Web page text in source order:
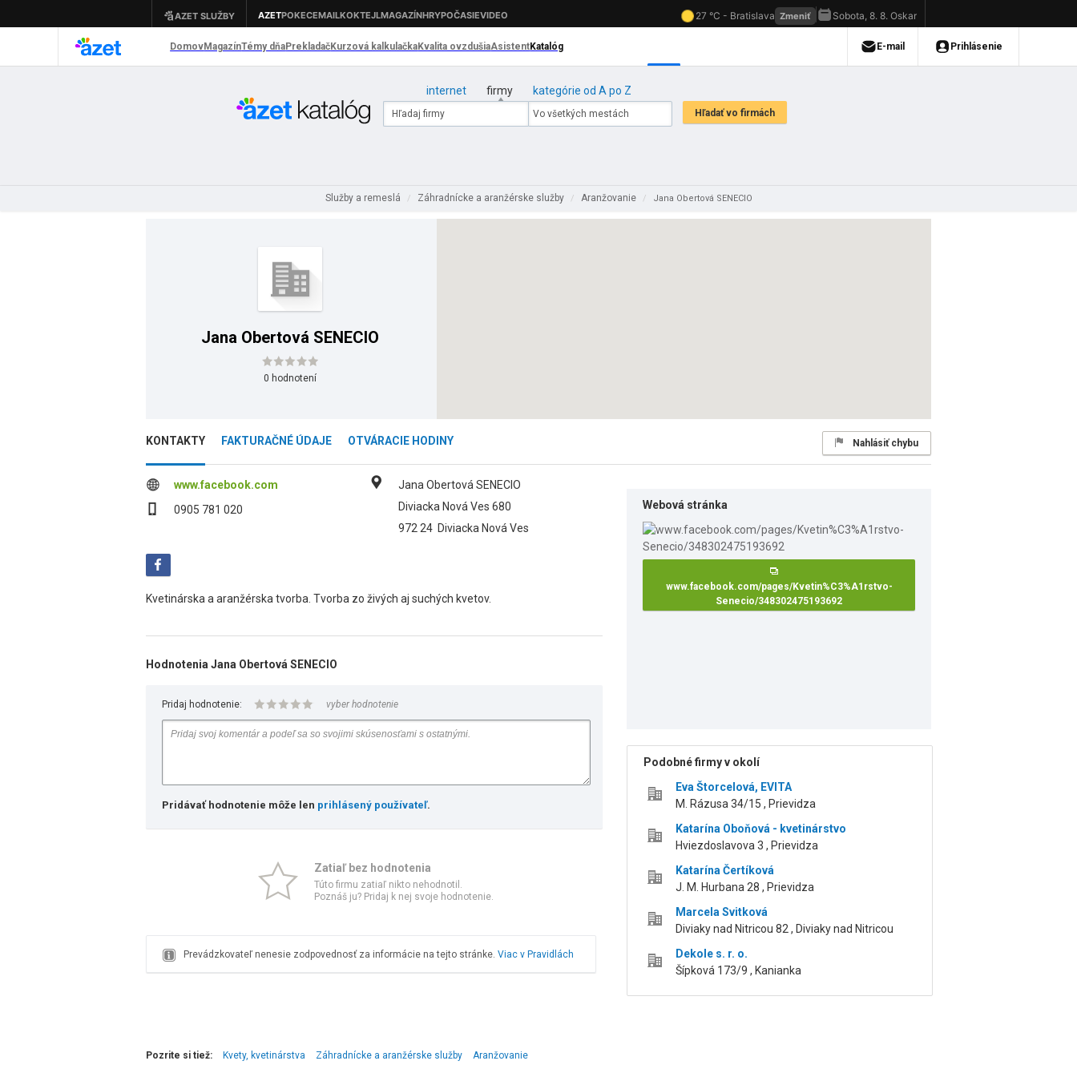
internet firmy kategórie od A po Z
Služby a remeslá / Záhradnícke a aranžérske služby / Aranžovanie / Jana Obertová SENECIO
Jana Obertová SENECIO
0 hodnotení
KONTAKTY FAKTURAČNÉ ÚDAJE OTVÁRACIE HODINY Nahlásiť chybu
www.facebook.com
0905 781 020
Jana Obertová SENECIO
Diviacka Nová Ves 680
972 24 Diviacka Nová Ves
Kvetinárska a aranžérska tvorba. Tvorba zo živých aj suchých kvetov.
Hodnotenia Jana Obertová SENECIO
Pridaj hodnotenie: vyber hodnotenie
Pridávať hodnotenie môže len prihlásený používateľ.
Zatiaľ bez hodnotenia
Túto firmu zatiaľ nikto nehodnotil.
Poznáš ju? Pridaj k nej svoje hodnotenie.
Prevádzkovateľ nenesie zodpovednosť za informácie na tejto stránke. Viac v Pravidlách
Webová stránka
www.facebook.com/pages/Kvetin%C3%A1rstvo-
Senecio/348302475193692
Podobné firmy v okolí
Eva Štorcelová, EVITA
M. Rázusa 34/15 , Prievidza
Katarína Oboňová - kvetinárstvo
Hviezdoslavova 3 , Prievidza
Katarína Čertíková
J. M. Hurbana 28 , Prievidza
Marcela Svitková
Diviaky nad Nitricou 82 , Diviaky nad Nitricou
Dekole s. r. o.
Šípková 173/9 , Kanianka
Pozrite si tiež: Kvety, kvetinárstva Záhradnícke a aranžérske služby Aranžovanie